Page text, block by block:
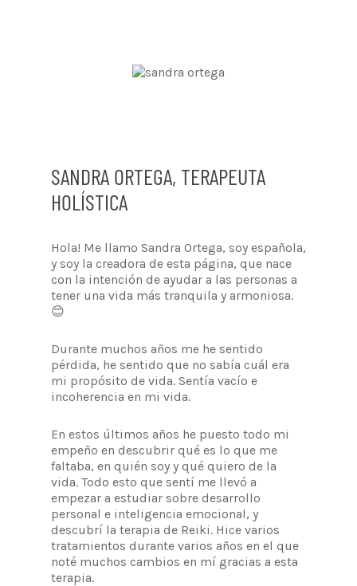
SANDRA ORTEGA, TERAPEUTA
HOLÍSTICA
Hola! Me llamo Sandra Ortega, soy española,
y soy la creadora de esta página, que nace
con la intención de ayudar a las personas a
tener una vida más tranquila y armoniosa.
😊
Durante muchos años me he sentido
pérdida, he sentido que no sabía cuál era
mi propósito de vida. Sentía vacío e
incoherencia en mi vida.
En estos últimos años he puesto todo mi
empeño en descubrir qué es lo que me
faltaba, en quién soy y qué quiero de la
vida. Todo esto que sentí me llevó a
empezar a estudiar sobre desarrollo
personal e inteligencia emocional, y
descubrí la terapia de Reiki. Hice varios
tratamientos durante varios años en el que
noté muchos cambios en mí gracias a esta
terapia.